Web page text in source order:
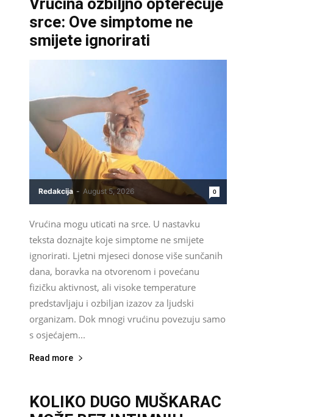
srce: Ove simptome ne
smijete ignorirati
Redakcija - August 5, 2026 0
Vrućina mogu uticati na srce. U nastavku
teksta doznajte koje simptome ne smijete
ignorirati. Ljetni mjeseci donose više sunčanih
dana, boravka na otvorenom i povećanu
fizičku aktivnost, ali visoke temperature
predstavljaju i ozbiljan izazov za ljudski
organizam. Dok mnogi vrućinu povezuju samo
s osjećajem...
Read more
KOLIKO DUGO MUŠKARAC